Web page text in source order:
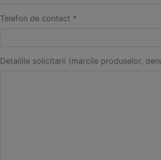
Telefon de contact *
Detaliile solicitarii (marcile produselor,